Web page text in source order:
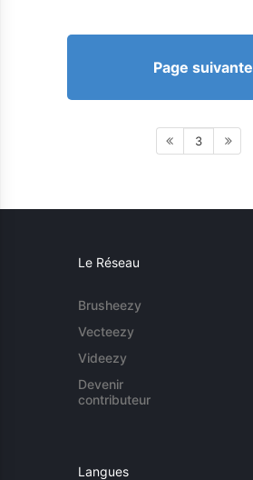
Page suivante
3
Le Réseau
Brusheezy
Vecteezy
Videezy
Devenir
contributeur
Langues